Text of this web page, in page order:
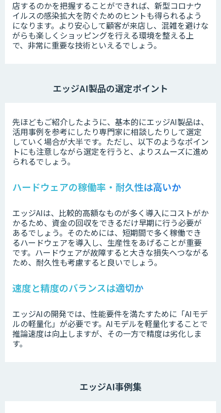
店するのかを把握することができれば、新型コロナウ
イルスの感染拡大を防ぐためのヒントも得られるよう
になります。より安心して顧客が来店し、混雑を避けな
がらも楽しくショッピングを行える環境を整える上
で、非常に重要な技術といえるでしょう。
エッジAI製品の選定ポイント
先ほどもご紹介したように、基本的にエッジAI製品は、
活用事例を参考にしたり専門家に相談したりして選定
していく場合が大半です。ただし、以下のようなポイン
トにも注意しながら選定を行うと、よりスムーズに進め
られるでしょう。
ハードウェアの稼働率・耐久性は高いか
エッジAIは、比較的高額なものが多く導入にコストがか
かるため、資金の回収をできるだけ早期に行う必要が
あるでしょう。そのためには、短期間で多く稼働でき
るハードウェアを導入し、生産性をあげることが重要
です。ハードウェアが故障すると大きな損失へつながる
ため、耐久性も考慮すると良いでしょう。
速度と精度のバランスは適切か
エッジAIの開発では、性能要件を満たすために「AIモデ
ルの軽量化」が必要です。AIモデルを軽量化することで
推論速度は向上しますが、その一方で精度は劣化しま
す。
エッジAI事例集